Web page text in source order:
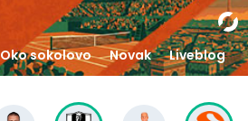
Oko sokolovo Novak Liveblog